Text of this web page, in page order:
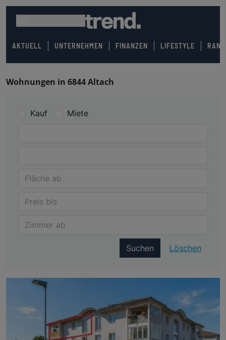
AKTUELL UNTERNEHMEN FINANZEN LIFESTYLE
Wohnungen in 6844 Altach
Kauf Miete
Suchen Löschen